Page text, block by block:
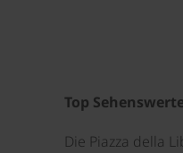
Top
Die Piazza della